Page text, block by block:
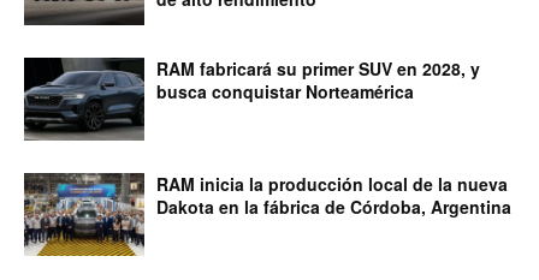
RAM fabricará su primer SUV en 2028, y
busca conquistar Norteamérica
RAM inicia la producción local de la nueva
Dakota en la fábrica de Córdoba, Argentina